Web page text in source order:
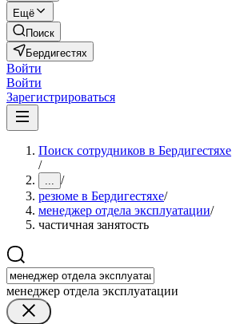
Ещё
Поиск
Бердигестях
Войти
Войти
Зарегистрироваться
Поиск сотрудников в Бердигестяхе
/
... /
резюме в Бердигестяхе/
менеджер отдела эксплуатации/
частичная занятость
менеджер отдела эксплуатации